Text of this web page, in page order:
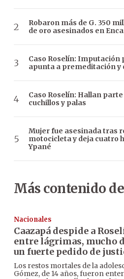
Robaron más de G. 350
de oro asesinados en
Caso Roselín: Imputación
apunta a premeditación y
Caso Roselín: Hallan
cuchillos y palas
Mujer fue asesinada tras
motocicleta y deja cuatro
Ypané
Más contenido
Nacionales
Caazapá despide a
entre lágrimas, mucho
un fuerte pedido de
Los restos mortales de la
Gómez, de 14 años, fueron